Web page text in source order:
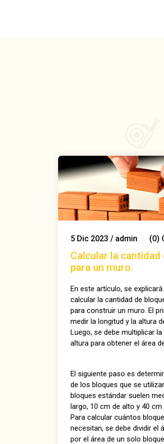
5 Dic 2023 / admin (0)
Calcular la
para un muro.
En este artículo, se
calcular la cantidad de
para construir un muro. El
medir la longitud y la altura
Luego, se debe multiplicar
altura para obtener el área
El siguiente paso es
de los bloques que se
bloques estándar suelen
largo, 10 cm de alto y 40 cm
Para calcular cuántos
necesitan, se debe dividir el
por el área de un solo bloque.